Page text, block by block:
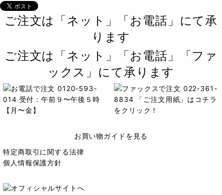
ご注文は「ネット」「お電話」にて承
ります
ご注文は「ネット」「お電話」「ファ
ックス」にて承ります
お買い物ガイドを見る
特定商取引に関する法律
個人情報保護方針